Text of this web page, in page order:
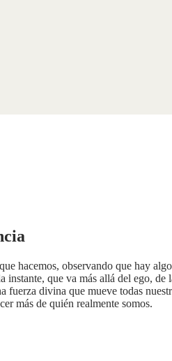
hacemos, observando que hay
instante, que va más allá del ego, de
fuerza divina que mueve todas
más de quién realmente somos.